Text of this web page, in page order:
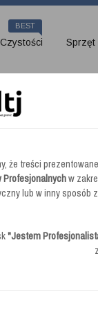
BEST
Sprzęt
że treści
Profesjonalnychw
lub w inny sposób
"Jestem